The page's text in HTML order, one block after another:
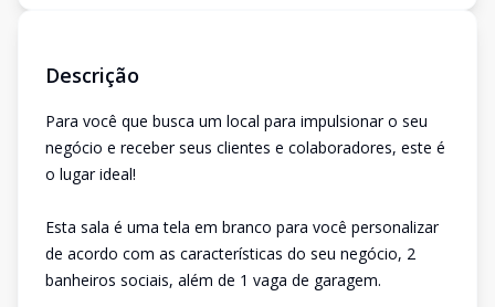
Descrição
Para você que busca um local para impulsionar o seu
negócio e receber seus clientes e colaboradores, este é
o lugar ideal!
Esta sala é uma tela em branco para você personalizar
de acordo com as características do seu negócio, 2
banheiros sociais, além de 1 vaga de garagem.